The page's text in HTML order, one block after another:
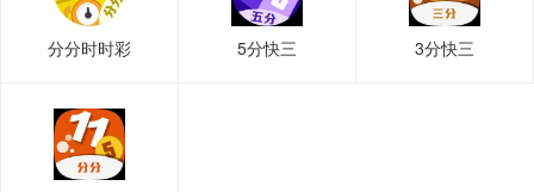
分分时时彩 5分快三 3分快三